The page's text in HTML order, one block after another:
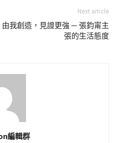
Next article
由我創造，見證更強 ─ 張鈞甯主
張的生活態度
編輯群